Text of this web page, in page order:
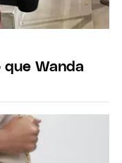
Wanda